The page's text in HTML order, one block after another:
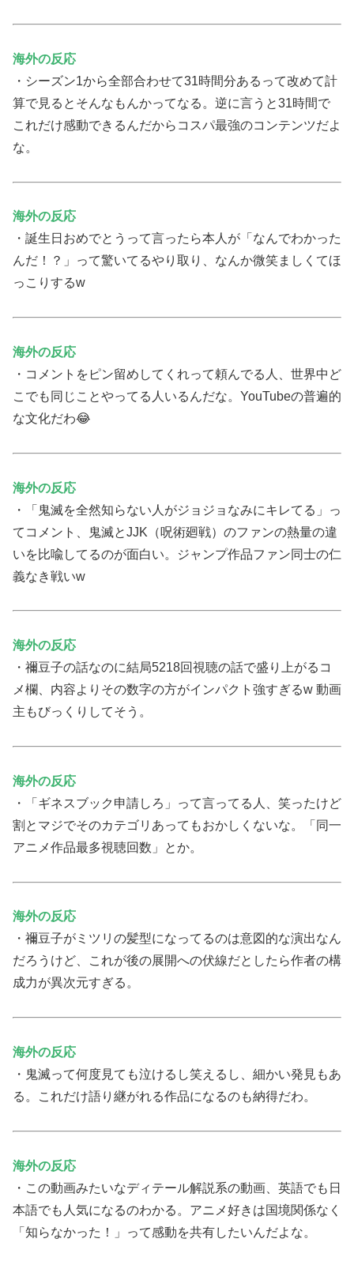
海外の反応
・シーズン1から全部合わせて31時間分あるって改めて計
算で見るとそんなもんかってなる。逆に言うと31時間で
これだけ感動できるんだからコスパ最強のコンテンツだよ
な。
海外の反応
・誕生日おめでとうって言ったら本人が「なんでわかった
んだ！？」って驚いてるやり取り、なんか微笑ましくてほ
っこりするw
海外の反応
・コメントをピン留めしてくれって頼んでる人、世界中ど
こでも同じことやってる人いるんだな。YouTubeの普遍的
な文化だわ😂
海外の反応
・「鬼滅を全然知らない人がジョジョなみにキレてる」っ
てコメント、鬼滅とJJK（呪術廻戦）のファンの熱量の違
いを比喩してるのが面白い。ジャンプ作品ファン同士の仁
義なき戦いw
海外の反応
・禰豆子の話なのに結局5218回視聴の話で盛り上がるコ
メ欄、内容よりその数字の方がインパクト強すぎるw 動画
主もびっくりしてそう。
海外の反応
・「ギネスブック申請しろ」って言ってる人、笑ったけど
割とマジでそのカテゴリあってもおかしくないな。「同一
アニメ作品最多視聴回数」とか。
海外の反応
・禰豆子がミツリの髪型になってるのは意図的な演出なん
だろうけど、これが後の展開への伏線だとしたら作者の構
成力が異次元すぎる。
海外の反応
・鬼滅って何度見ても泣けるし笑えるし、細かい発見もあ
る。これだけ語り継がれる作品になるのも納得だわ。
海外の反応
・この動画みたいなディテール解説系の動画、英語でも日
本語でも人気になるのわかる。アニメ好きは国境関係なく
「知らなかった！」って感動を共有したいんだよな。